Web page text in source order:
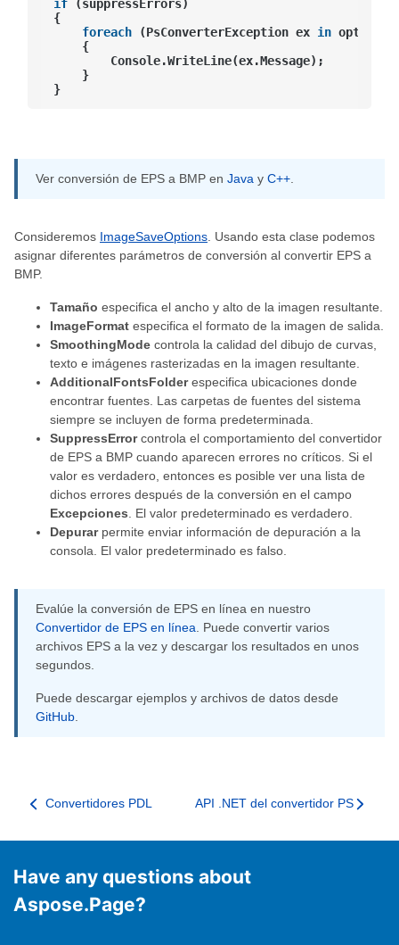
if (suppressErrors)
{
foreach (PsConverterException ex in
    {
        Console.WriteLine(ex.Message);
    }
Ver conversión de EPS a BMP en Java y C++
Consideremos ImageSaveOptions . Usando esta clase podemos
asignar diferentes parámetros de conversión al convertir EPS a
BMP.
Tamaño especifica el ancho y alto de la imagen resultante.
ImageFormat especifica el formato de la imagen de salida.
SmoothingMode controla la calidad del dibujo de curvas,
texto e imágenes rasterizadas en la imagen resultante.
AdditionalFontsFolderespecifica ubicaciones donde
encontrar fuentes. Las carpetas de fuentes del sistema
siempre se incluyen de forma predeterminada.
SuppressErrorcontrola el comportamiento del convertidor
de EPS a BMP cuando aparecen errores no críticos. Si el
valor es verdadero, entonces es posible ver una lista de
dichos errores después de la conversión en el campo
Excepciones . El valor predeterminado es verdadero.
Depurarpermite enviar información de depuración a la
consola. El valor predeterminado es falso.
Evalúe la conversión de EPS en línea en nuestro
Convertidor de EPS en línea . Puede convertir varios
archivos EPS a la vez y descargar los resultados en unos
segundos.
Puede descargar ejemplos y archivos de datos desde
GitHub
Convertidores PDL API .NET del convertidor PS
Have any questions about
Aspose.Page?